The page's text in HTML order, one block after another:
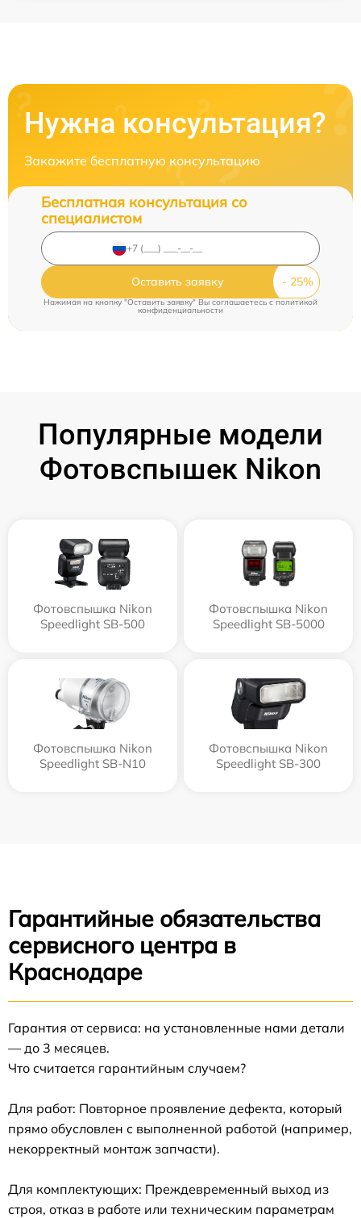
Нужна консультация?
Закажите бесплатную консультацию
Бесплатная консультация со
специалистом
Оставить заявку
Нажимая на кнопку "Оставить заявку" Вы соглашаетесь cполитикой
конфиденциальности
Популярные модели
Фотовспышек Nikon
Фотовспышка Nikon
Speedlight SB-500
Фотовспышка Nikon
Speedlight SB-5000
Фотовспышка Nikon
Speedlight SB-N10
Фотовспышка Nikon
Speedlight SB-300
Гарантийные обязательства
сервисного центра в
Краснодаре
Гарантия от сервиса: на установленные нами детали
— до 3 месяцев.
Что считается гарантийным случаем?
Для работ: Повторное проявление дефекта, который
прямо обусловлен с выполненной работой (например,
некорректный монтаж запчасти).
Для комплектующих: Преждевременный выход из
строя, отказ в работе или техническим параметрам